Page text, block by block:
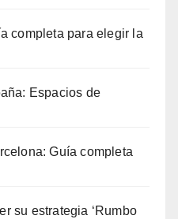
completa para elegir la
Espacios de
Guía completa
su estrategia ‘Rumbo